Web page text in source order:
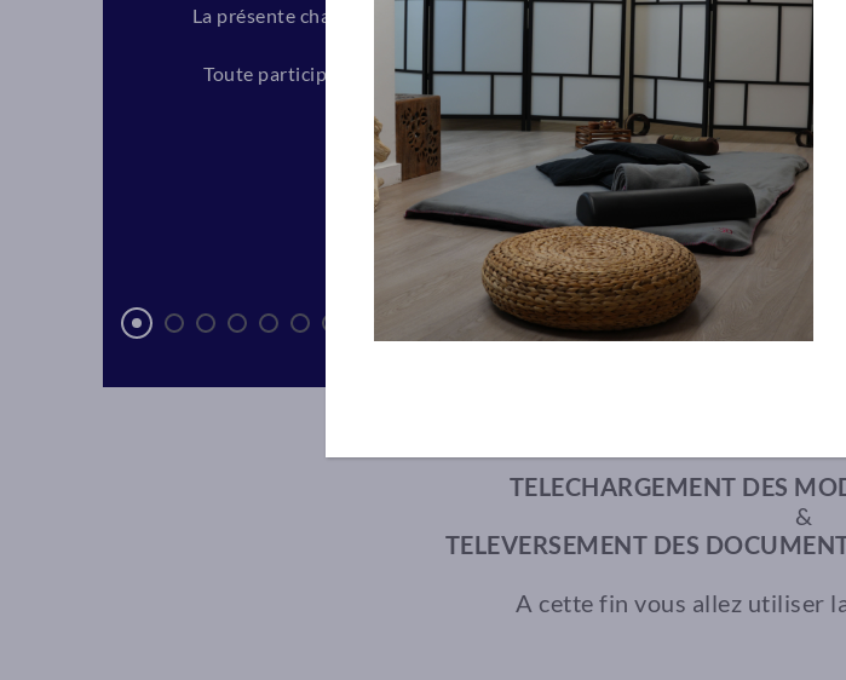
La présente charte, remise aux prestataires intervenant au sein de
le but de permettre un fonctionnement régulier de
Toute participation aux modules de formation emporte acceptation des
intérieur dont le prestataire
Si votre assureur refuse d’ajouter les mentions sur
– Statut juridique Entreprise
TELECHARGEMENT DES
&
TELEVERSEMENT DES
A cette fin vous allez utiliser